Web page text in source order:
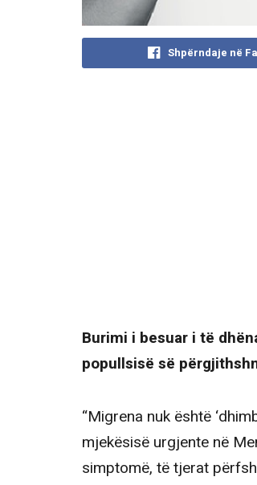
Shpërndaje në
Burimi i besuar i të
popullsisë së
“Migrena nuk është
mjekësisë urgjente në
simptomë, të tjerat